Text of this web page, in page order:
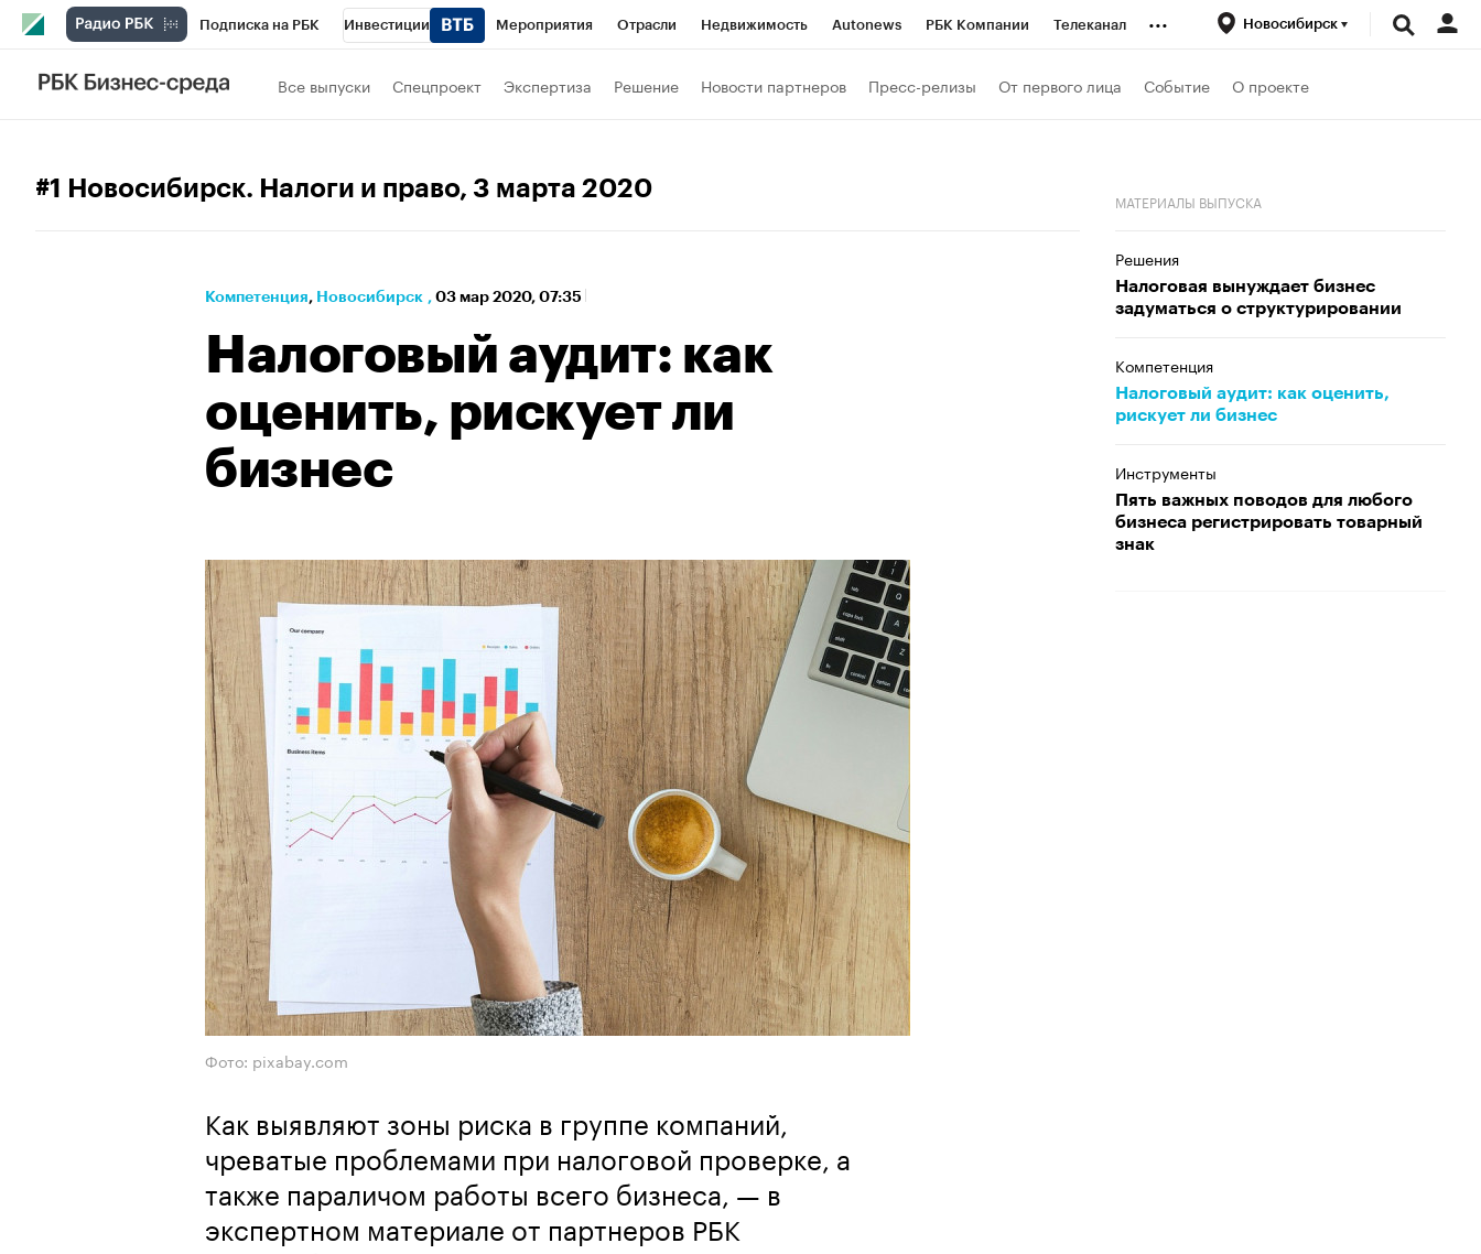
Подписка на РБК Инвестиции Мероприятия Отрасли Недвижимость Autonews РБК Компании Телеканал
РБК Вино
... Новосибирск
Все выпуски Спецпроект Экспертиза Решение Новости партнеров Пресс-релизы От первого лица Событие О проекте
#1 Новосибирск. Налоги и право, 3 марта 2020
Компетенция⁠, Новосибирск , 03 мар 2020, 07:35
Налоговый аудит: как
оценить, рискует ли
бизнес
Фото: pixabay.com
Как выявляют зоны риска в группе компаний,
чреватые проблемами при налоговой проверке, а
также параличом работы всего бизнеса, — в
экспертном материале от партнеров РБК
МАТЕРИАЛЫ ВЫПУСКА
Решения
Налоговая вынуждает бизнес
задуматься о структурировании
Компетенция
Налоговый аудит: как оценить,
рискует ли бизнес
Инструменты
Пять важных поводов для любого
бизнеса регистрировать товарный
знак